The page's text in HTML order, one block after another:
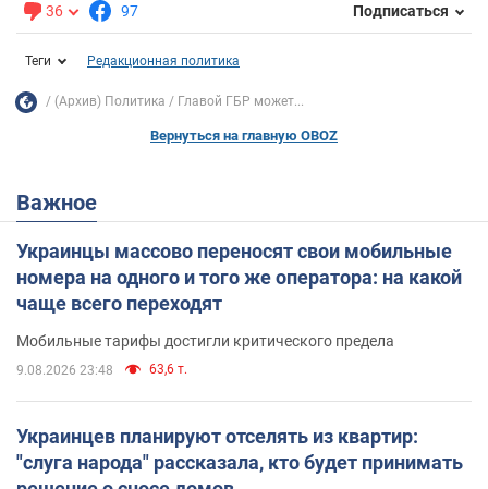
36 97 Подписаться
Теги Редакционная политика
(Архив) Политика Главой ГБР может...
Вернуться на главную OBOZ
Важное
Украинцы массово переносят свои мобильные
номера на одного и того же оператора: на какой
чаще всего переходят
Мобильные тарифы достигли критического предела
9.08.2026 23:48 63,6 т.
Украинцев планируют отселять из квартир:
"слуга народа" рассказала, кто будет принимать